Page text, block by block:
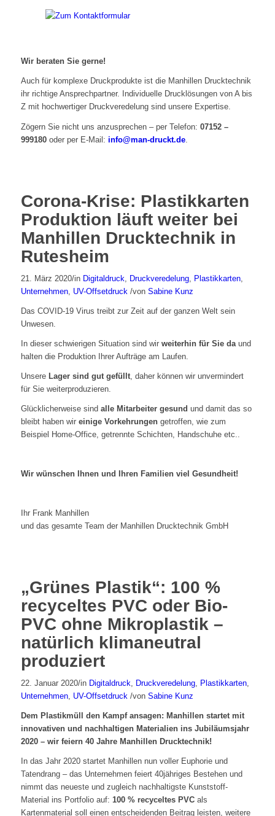
Wir beraten Sie gerne!
Auch für komplexe Druckprodukte ist die Manhillen Drucktechnik
ihr richtige Ansprechpartner. Individuelle Drucklösungen von A bis
Z mit hochwertiger Druckveredelung sind unsere Expertise.
Zögern Sie nicht uns anzusprechen – per Telefon: 07152 –
999180oder per E-Mail: info@man-druckt.de.
Corona-Krise: Plastikkarten
Produktion läuft weiter bei
Manhillen Drucktechnik in
Rutesheim
21. März 2020/in Digitaldruck Druckveredelung, Plastikkarten,
Unternehmen, UV-Offsetdruck /von Sabine Kunz
Das COVID-19 Virus treibt zur Zeit auf der ganzen Welt sein
Unwesen.
In dieser schwierigen Situation sind wir weiterhin für Sie daund
halten die Produktion Ihrer Aufträge am Laufen.
Unsere Lager sind gut gefüllt, daher können wir unvermindert
für Sie weiterproduzieren.
Glücklicherweise sind alle Mitarbeiter gesund und damit das so
bleibt haben wir einige Vorkehrungengetroffen, wie zum
Beispiel Home-Office, getrennte Schichten, Handschuhe etc..
Wir wünschen Ihnen und Ihren Familien viel Gesundheit!
Ihr Frank Manhillen
und das gesamte Team der Manhillen Drucktechnik GmbH
„Grünes Plastik“: 100 %
recyceltes PVC oder Bio-
PVC ohne Mikroplastik –
natürlich klimaneutral
produziert
22. Januar 2020/in Digitaldruck, Druckveredelung, Plastikkarten,
Unternehmen, UV-Offsetdruck /von Sabine Kunz
Dem Plastikmüll den Kampf ansagen: Manhillen startet mit
innovativen und nachhaltigen Materialien ins Jubiläumsjahr
2020 – wir feiern 40 Jahre Manhillen Drucktechnik!
In das Jahr 2020 startet Manhillen nun voller Euphorie und
Tatendrang – das Unternehmen feiert 40jähriges Bestehen und
nimmt das neueste und zugleich nachhaltigste Kunststoff-
Material ins Portfolio auf: 100 % recyceltes PVCals
Kartenmaterial soll einen entscheidenden Beitrag leisten, weitere